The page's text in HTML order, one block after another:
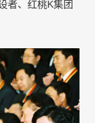
者、红桃K集团